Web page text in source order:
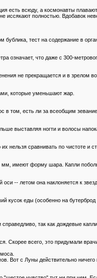
есть всюду, а космонавты
иссякают полностью. Вдобавок
тест на содержание в
что даже с 300-
не прекращается и в зрелом
которые уменьшают жар.
в том, есть ли за всеобщим
выставляя ногти и волосы
нельзя сравнивать по чистоте и
имеют форму шара. Капли
-- летом она наклоняется к
кусок еды (особенно на
так как дождевые
Скорее всего, это придумали
Вот с Луны действительно ничего